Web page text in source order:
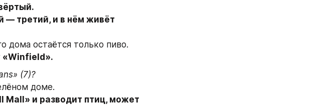
— третий, и в нём живёт
дома остаётся только пиво.
«Winfield».
(7)?
доме.
Mall» и разводит птиц, может